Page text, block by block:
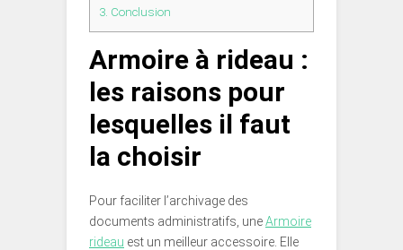
3. Conclusion
Armoire à rideau :
les raisons pour
lesquelles il faut
la choisir
Pour faciliter l’archivage des
documents administratifs, uneArmoire
rideau est un meilleur accessoire. Elle